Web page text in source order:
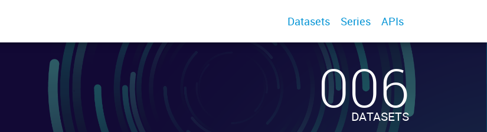
Datasets Series APIs
006
DATASETS